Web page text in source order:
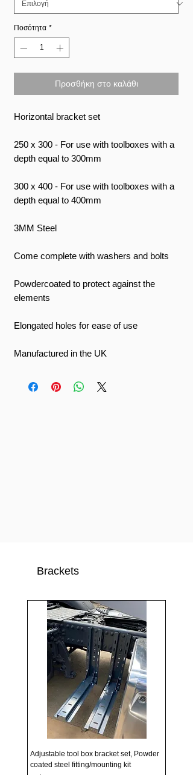
Ποσότητα *
Προσθήκη στο καλάθι
Horizontal bracket set
250 x 300 - For use with toolboxes with a
depth equal to 300mm
300 x 400 - For use with toolboxes with a
depth equal to 400mm
3MM Steel
Come complete with washers and bolts
Powdercoated to protect against the
elements
Elongated holes for ease of use
Manufactured in the UK
Brackets
Adjustable tool box bracket set, Powder
coated steel fitting/mounting kit